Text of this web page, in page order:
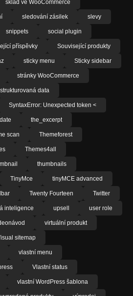
sklad ve WooCommerce
sledování zásilek slevy
snippets social plugin
příspěvky Související produkty
sticky menu Sticky sidebar
stránky WooCommerce
strukturovaná data
SyntaxError: Unexpected token <
the_excerpt
scan Themeforest
Themes4all
thumbnails
TinyMce tinyMCE advanced
Twenty Fourteen Twitter
inteligence upsell user role
virtuální produkt
sitemap
vlastní menu
Vlastní status
vlastní WordPress šablona